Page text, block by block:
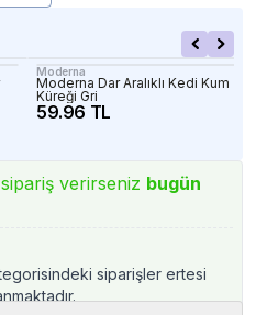
Moderna
Moderna Dar Aralıklı Kedi Kum
Küreği Gri
59.96 TL
verirseniz bugün
siparişler ertesi